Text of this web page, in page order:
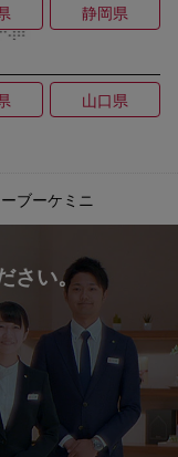
静岡県
山口県
ブーケミニ
さい。